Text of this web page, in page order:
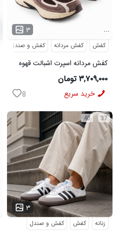
۳ ...
کفش کفش مردانه کفش و صندل
کفش مردانه اسپرت اشبالت قهوه
ای Saucony مدل 50786
۳,۷۰۹,۰۰۰ تومان
خرید سریع 8
37
40
۳ ...
زنانه کفش کفش و صندل